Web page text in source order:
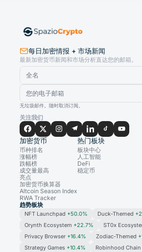
每日加密情报 + 市场新闻
最新加密货币新闻和市场分析直达您的邮箱。
无垃圾邮件。随时取消订阅。
关注我们
加密货币
币种排名
涨幅榜
跌幅榜
成交量最高
亮点
加密货币换算器
Altcoin Season Index
RWA Tracker
热门板块
板块中心
人工智能
DeFi
稳定币
趋势板块
NFT Launchpad +50.0% Duck-Themed
Orynth Ecosystem +22.7% ST0x
Privacy Browser +16.4% Zodiac-Themed
Strategy Games +10.4% Robinhood Chain